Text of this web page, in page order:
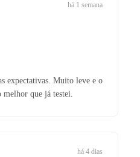
há 1 semana
expectativas. Muito leve e o
que já testei.
há 4 dias